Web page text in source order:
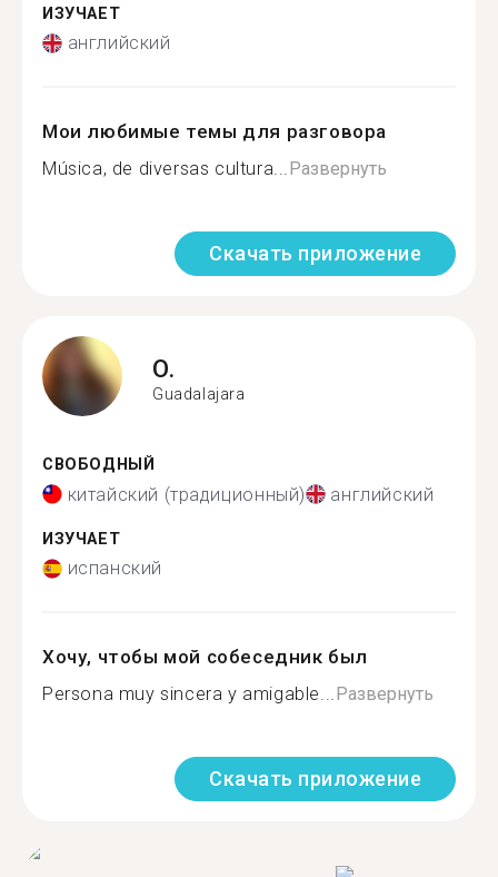
ИЗУЧАЕТ
английский
Мои любимые темы для разговора
Música, de diversas cultura...Развернуть
Скачать приложение
O.
Guadalajara
СВОБОДНЫЙ
китайский (традиционный) английский
ИЗУЧАЕТ
испанский
Хочу, чтобы мой собеседник был
Persona muy sincera y amigable...Развернуть
Скачать приложение